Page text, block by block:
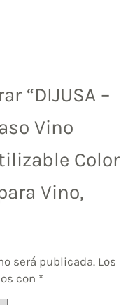
“DIJUSA –
Vino
Color
Vino,
será publicada. Los
con *